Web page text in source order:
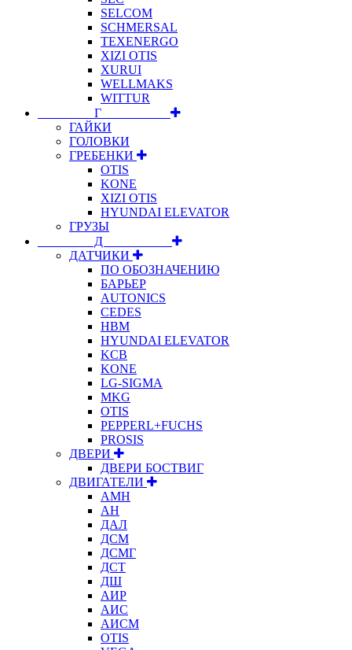
SELCOM
SCHMERSAL
TEXENERGO
XIZI OTIS
XURUI
WELLMAKS
WITTUR
⠀⠀⠀⠀⠀⠀Г⠀⠀⠀⠀⠀⠀⠀
ГАЙКИ
ГОЛОВКИ
ГРЕБЕНКИ
OTIS
KONE
XIZI OTIS
HYUNDAI ELEVATOR
ГРУЗЫ
⠀⠀⠀⠀⠀⠀Д⠀⠀⠀⠀⠀⠀⠀
ДАТЧИКИ
ПО ОБОЗНАЧЕНИЮ
БАРЬЕР
AUTONICS
CEDES
HBM
HYUNDAI ELEVATOR
KCB
KONE
LG-SIGMA
MKG
OTIS
PEPPERL+FUCHS
PROSIS
ДВЕРИ
ДВЕРИ БОСТВИГ
ДВИГАТЕЛИ
АМН
АН
ДАЛ
ДСМ
ДСМГ
ДСТ
ДШ
АИР
АИС
АИСМ
OTIS